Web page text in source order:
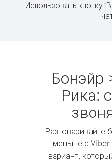
Использовать кнопку
Бонэйр
Рика:
Разговаривайте
меньше с Viber
вариант,